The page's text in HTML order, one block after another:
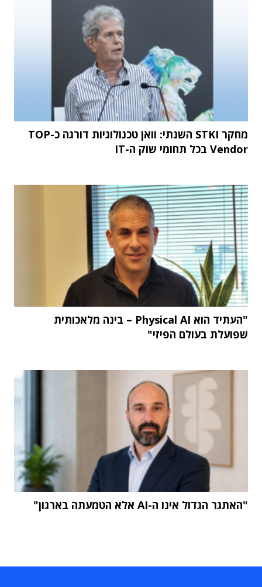
מחקר STKI השנתי: וואן טכנולוגיות דורגה כ-TOP
Vendor בכל תחומי שוק ה-IT
"העתיד הוא Physical AI – בינה מלאכותית
שפועלת בעולם הפיזי"
"האתגר הגדול אינו ה-AI אלא הטמעתה בארגון"